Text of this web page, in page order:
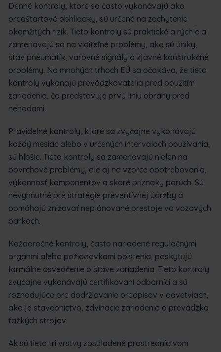
Denné kontroly, ktoré sa často vykonávajú ako
predštartové obhliadky, sú určené na zachytenie
okamžitých rizík. Tieto kontroly sú praktické a rýchle a
zameriavajú sa na viditeľné problémy, ako sú úniky,
stav pneumatík, varovné signály a zjavné konštrukčné
problémy. Na mnohých trhoch EÚ sa očakáva, že tieto
kontroly vykonajú prevádzkovatelia pred použitím
zariadenia, čo predstavuje prvú líniu obrany pred
nehodami.
Pravidelné kontroly, ktoré sa zvyčajne vykonávajú
každý mesiac alebo v určených intervaloch používania,
sú hlbšie. Tieto kontroly sa zameriavajú nielen na
povrchové problémy, ale aj na vzorce opotrebovania,
výkonnosť komponentov a skoré príznaky porúch. Sú
nevyhnutné pre stratégie preventívnej údržby a
pomáhajú znižovať neplánované prestoje vo vozových
parkoch.
Každoročné kontroly, často nariadené regulačnými
orgánmi alebo požiadavkami poistenia, poskytujú
formálne osvedčenie o stave zariadenia. Tieto kontroly
zvyčajne vykonávajú certifikovaní odborníci a sú
rozhodujúce pre dodržiavanie predpisov v odvetviach,
ako je stavebníctvo, zdvíhacie zariadenia a prevádzka
ťažkých strojov.
Ak sú tieto tri vrstvy zosúladené prostredníctvom